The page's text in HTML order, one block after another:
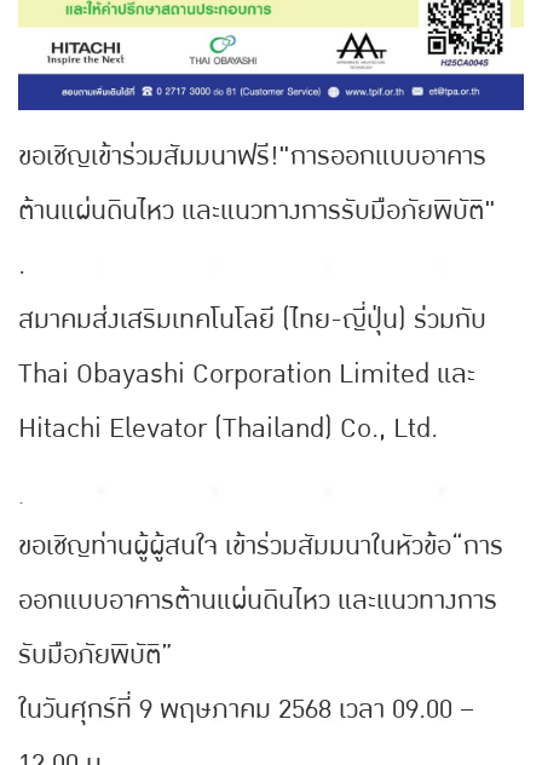
ขอเชิญเข้าร่วมสัมมนาฟรี!"การออกแบบอาคาร
ต้านแผ่นดินไหว และแนวทางการรับมือภัยพิบัติ"
.
สมาคมส่งเสริมเทคโนโลยี (ไทย-ญี่ปุ่น) ร่วมกับ
Thai Obayashi Corporation Limited และ
Hitachi Elevator (Thailand) Co., Ltd.
.
ขอเชิญท่านผู้ผู้สนใจ เข้าร่วมสัมมนาในหัวข้อ“การ
ออกแบบอาคารต้านแผ่นดินไหว และแนวทางการ
รับมือภัยพิบัติ”
ในวันศุกร์ที่ 9 พฤษภาคม 2568 เวลา 09.00 –